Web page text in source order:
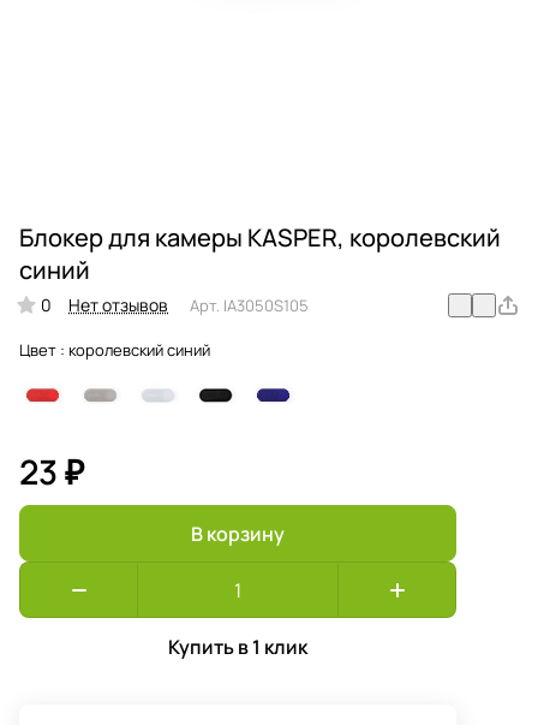
Блокер для камеры KASPER, королевский
синий
0 Нет отзывов Арт. IA3050S105
Цвет : королевский синий
23 ₽
В корзину
Купить в 1 клик